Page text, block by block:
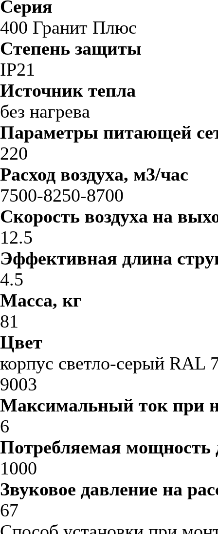
Серия
400 Гранит Плюс
Степень защиты
IP21
Источник тепла
без нагрева
Параметры питающей
220
Расход воздуха, м3/час
7500-8250-8700
Скорость воздуха на
12.5
Эффективная длина
4.5
Масса, кг
81
Цвет
корпус светло-серый RAL
9003
Максимальный ток при
6
Потребляемая мощность
1000
Звуковое давление на
67